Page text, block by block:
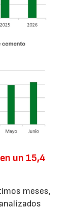
un 15,4
meses,